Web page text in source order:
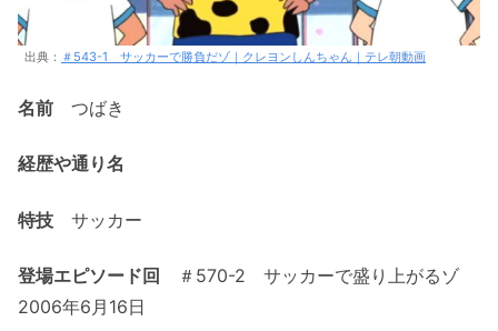
出典： ＃543-1 サッカーで勝負だゾ｜クレヨンしんちゃん｜テレ朝動画
名前 つばき
経歴や通り名
特技 サッカー
登場エピソード回
＃570-2 サッカーで盛り上がるゾ
2006年6月16日